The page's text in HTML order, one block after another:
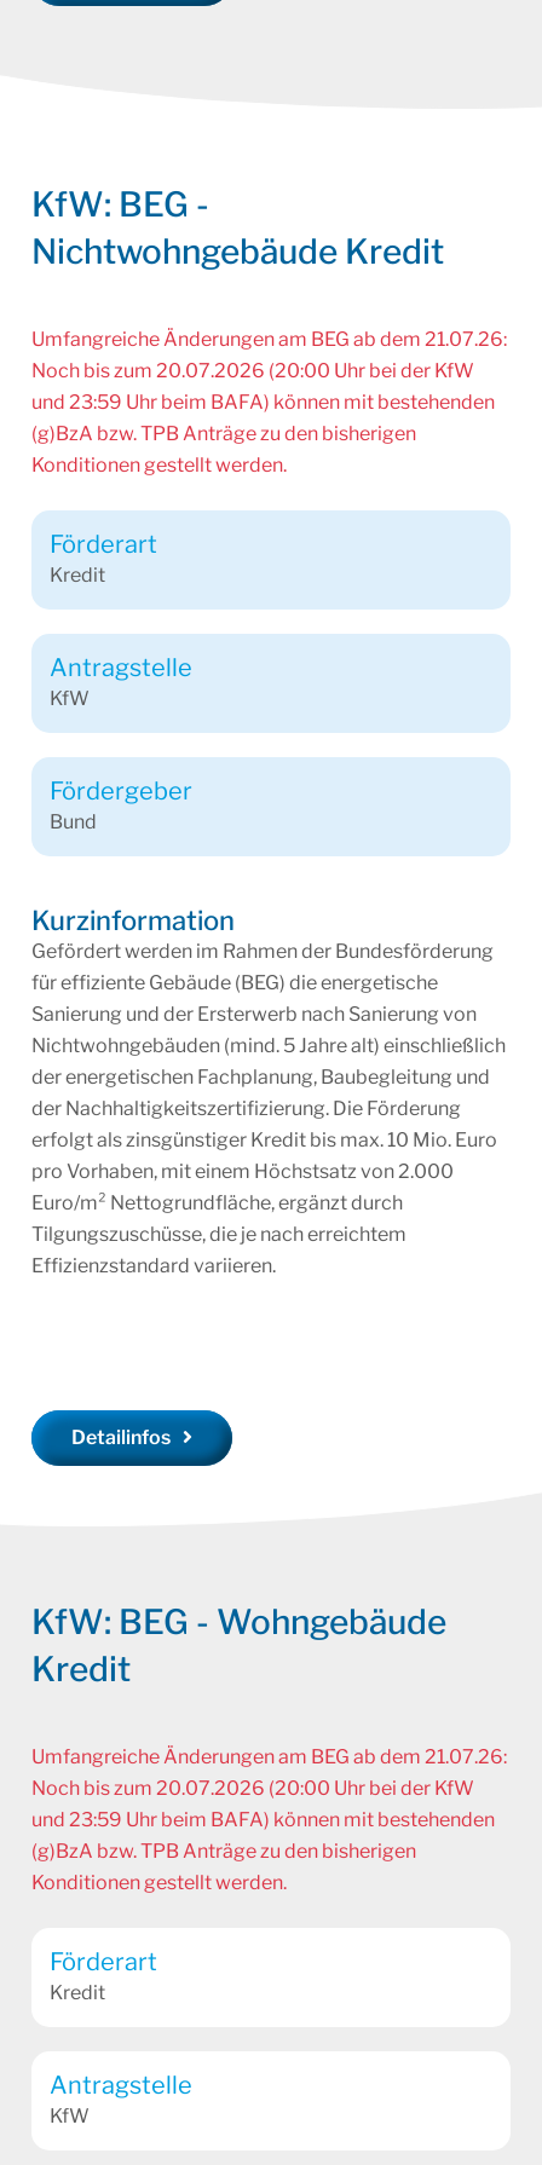
KfW: BEG -
Nichtwohngebäude Kredit
Umfangreiche Änderungen am BEG ab dem 21.07.26:
Noch bis zum 20.07.2026 (20:00 Uhr bei der KfW
und 23:59 Uhr beim BAFA) können mit bestehenden
(g)BzA bzw. TPB Anträge zu den bisherigen
Konditionen gestellt werden.
Kurzinformation
Gefördert werden im Rahmen der Bundesförderung
für effiziente Gebäude (BEG) die energetische
Sanierung und der Ersterwerb nach Sanierung von
Nichtwohngebäuden (mind. 5 Jahre alt) einschließlich
der energetischen Fachplanung, Baubegleitung und
der Nachhaltigkeitszertifizierung. Die Förderung
erfolgt als zinsgünstiger Kredit bis max. 10 Mio. Euro
pro Vorhaben, mit einem Höchstsatz von 2.000
Euro/m² Nettogrundfläche, ergänzt durch
Tilgungszuschüsse, die je nach erreichtem
Effizienzstandard variieren.
Detailinfos
Förderart
Kredit
Antragstelle
KfW
Fördergeber
Bund
KfW: BEG - Wohngebäude
Kredit
Umfangreiche Änderungen am BEG ab dem 21.07.26:
Noch bis zum 20.07.2026 (20:00 Uhr bei der KfW
und 23:59 Uhr beim BAFA) können mit bestehenden
(g)BzA bzw. TPB Anträge zu den bisherigen
Konditionen gestellt werden.
Förderart
Kredit
Antragstelle
KfW